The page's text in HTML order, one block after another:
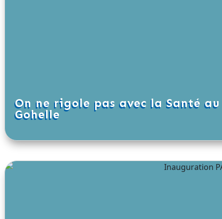
On ne rigole pas avec la Santé
Gohelle